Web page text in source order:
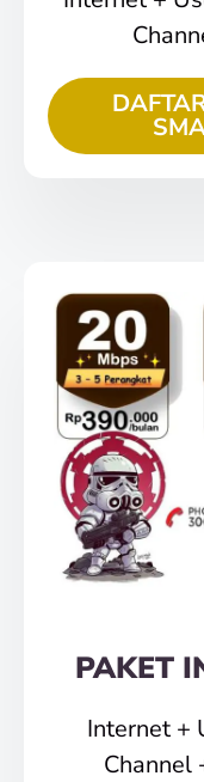
PAKET
Internet +
Channel